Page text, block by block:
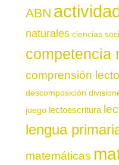
ABN
naturales ciencias
competencia
comprensión
descomposición
juego lectoescritura
lengua
matemáticas